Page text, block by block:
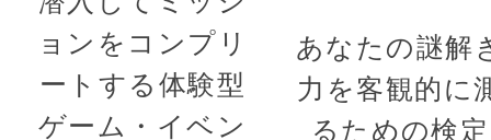
ョンをコンプリ
ートする体験型
ゲーム・イベン
あなたの謎解
力を客観的に
るための検定